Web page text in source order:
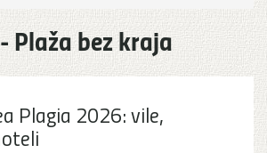
Plaža bez kraja
Plagia 2026: vile,